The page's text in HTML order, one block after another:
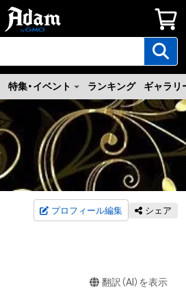
特集・イベント ランキング ギャラリ
プロフィール編集 シェア
翻訳（AI）を表示